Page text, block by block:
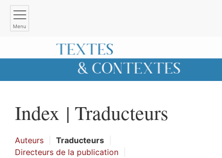
Menu
Index | Traducteurs
Auteurs
Traducteurs
Directeurs de la publication